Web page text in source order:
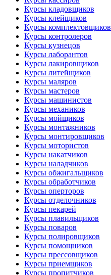
Курсы кладовщиков
Курсы клейщиков
Курсы комплектовщиков
Курсы контролеров
Курсы кузнецов
Курсы лаборантов
Курсы лакировщиков
Курсы литейщиков
Курсы маляров
Курсы мастеров
Курсы машинистов
Курсы механиков
Курсы мойщиков
Курсы монтажников
Курсы монтировщиков
Курсы мотористов
Курсы накатчиков
Курсы наладчиков
Курсы обжигальщиков
Курсы обработчиков
Курсы оперторов
Курсы отделочников
Курсы пекарей
Курсы плавильщиков
Курсы поваров
Курсы полировщиков
Курсы помощников
Курсы прессовщиков
Курсы приемщиков
Курсы пропитчиков